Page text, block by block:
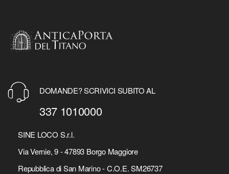
DOMANDE? SCRIVICI SUBITO AL
337 1010000
SINE LOCO S.r.l.
Via Vernie, 9 - 47893 Borgo Maggiore
Repubblica di San Marino - C.O.E. SM26737